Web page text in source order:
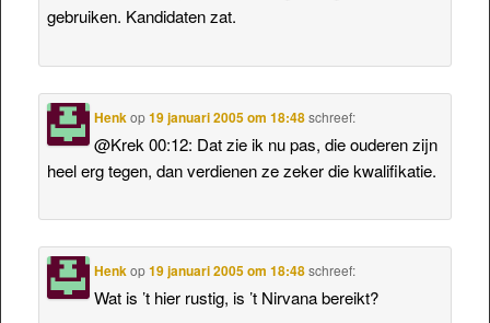
gebruiken. Kandidaten zat.
Henkop19 januari 2005 om 18:48 schreef:
@Krek 00:12: Dat zie ik nu pas, die ouderen zijn
heel erg tegen, dan verdienen ze zeker die kwalifikatie.
Henkop19 januari 2005 om 18:48 schreef:
Wat is ’t hier rustig, is ’t Nirvana bereikt?